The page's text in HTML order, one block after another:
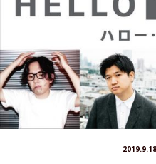
2019.9.18